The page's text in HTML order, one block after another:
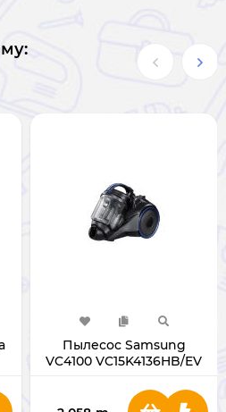
Пылесос Samsung
VC4100 VC15K4136HB/EV